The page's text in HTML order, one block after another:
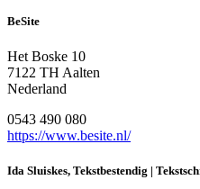
BeSite
Het Boske 10
7122 TH Aalten
Nederland
0543 490 080
https://www.besite.nl/
Ida Sluiskes, Tekstbestendig |